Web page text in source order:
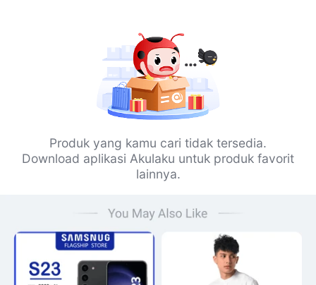
Produk yang kamu cari tidak tersedia.
Download aplikasi Akulaku untuk produk favorit
lainnya.